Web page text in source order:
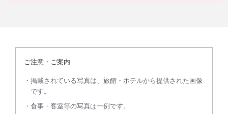
ご注意・ご案内
掲載されている写真は、旅館・ホテルから提供された画像
です。
食事・客室等の写真は一例です。